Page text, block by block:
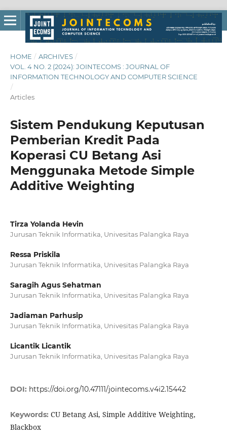
HOME / ARCHIVES /
VOL. 4 NO. 2 (2024): JOINTECOMS : JOURNAL OF
INFORMATION TECHNOLOGY AND COMPUTER SCIENCE
/
Articles
Sistem Pendukung Keputusan
Pemberian Kredit Pada
Koperasi CU Betang Asi
Menggunaka Metode Simple
Additive Weighting
Tirza Yolanda Hevin
Jurusan Teknik Informatika, Univesitas Palangka Raya
Ressa Priskila
Jurusan Teknik Informatika, Univesitas Palangka Raya
Saragih Agus Sehatman
Jurusan Teknik Informatika, Univesitas Palangka Raya
Jadiaman Parhusip
Jurusan Teknik Informatika, Univesitas Palangka Raya
Licantik Licantik
Jurusan Teknik Informatika, Univesitas Palangka Raya
DOI: https://doi.org/10.47111/jointecoms.v4i2.15442
Keywords: CU Betang Asi, Simple Additive Weighting,
Blackbox